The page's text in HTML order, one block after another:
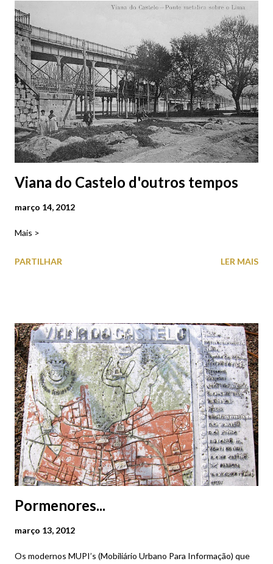
Hospital Gil Eannes
Viana do Castelo d'outros tempos
março 14, 2012
Mais >
PARTILHAR LER MAIS
Pormenores...
março 13, 2012
Os modernos MUPI’s (Mobiliário Urbano Para Informação) que